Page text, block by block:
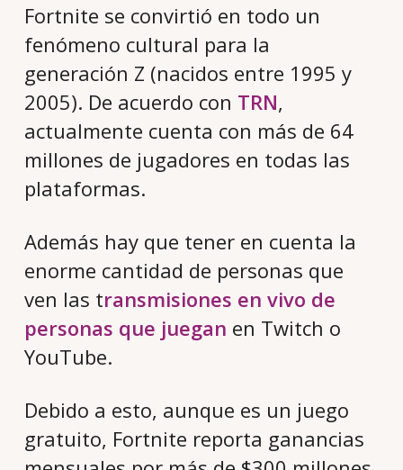
Fortnite se convirtió en todo un
fenómeno cultural para la
generación Z (nacidos entre 1995 y
2005). De acuerdo con TRN,
actualmente cuenta con más de 64
millones de jugadores en todas las
plataformas.
Además hay que tener en cuenta la
enorme cantidad de personas que
ven las transmisiones en vivo de
personas que juegan en Twitch o
YouTube.
Debido a esto, aunque es un juego
gratuito, Fortnite reporta ganancias